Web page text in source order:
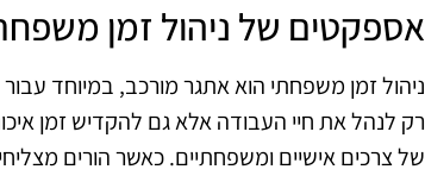
אספקטים של ניהול זמן
ניהול זמן משפחתי הוא אתגר מורכב, במיוחד
רק לנהל את חיי העבודה אלא גם להקדיש זמן
של צרכים אישיים ומשפחתיים. כאשר הורים